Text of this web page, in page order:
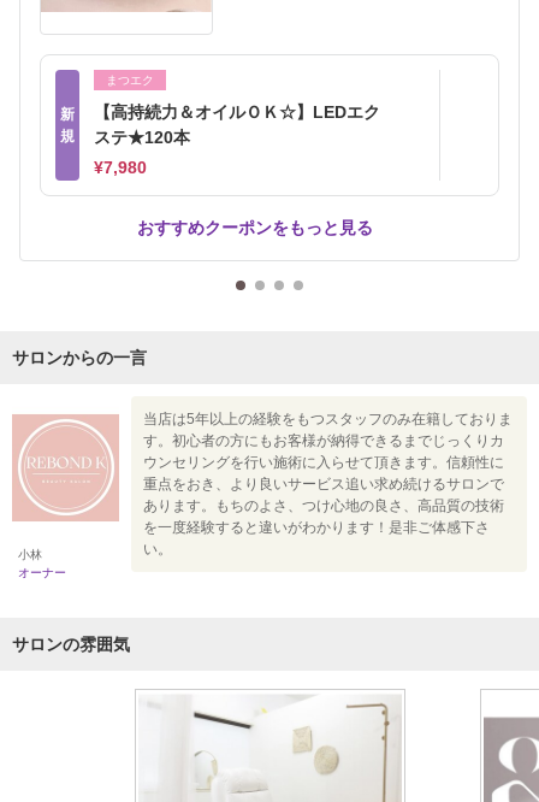
新
規
まつエク
【高持続力＆オイルＯＫ☆】LEDエク
ステ★120本
¥7,980
おすすめクーポンをもっと見る
サロンからの一言
小林
オーナー
当店は5年以上の経験をもつスタッフのみ在籍しておりま
す。初心者の方にもお客様が納得できるまでじっくりカ
ウンセリングを行い施術に入らせて頂きます。信頼性に
重点をおき、より良いサービス追い求め続けるサロンで
あります。もちのよさ、つけ心地の良さ、高品質の技術
を一度経験すると違いがわかります！是非ご体感下さ
い。
サロンの雰囲気